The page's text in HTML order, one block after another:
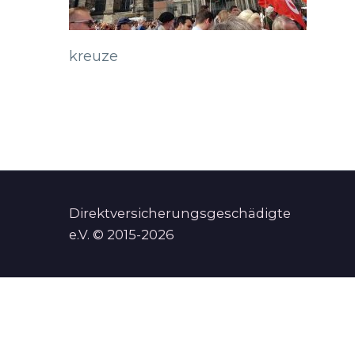
kreuze
Direktversicherungsgeschädigte
e.V. © 2015-2026